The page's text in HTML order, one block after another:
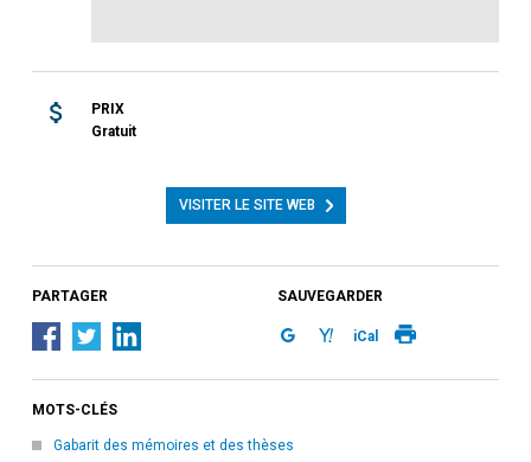
PRIX
Gratuit
VISITER LE SITE WEB
PARTAGER SAUVEGARDER
iCal
MOTS-CLÉS
Gabarit des mémoires et des thèses